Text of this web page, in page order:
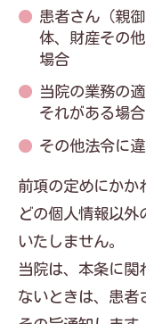
患者さん（親
体、財産その
場合
当院の業務の
それがある場合
その他法令に
前項の定めにかか
どの個人情報以外
いたしません。
当院は、本条に関
ないときは、患者